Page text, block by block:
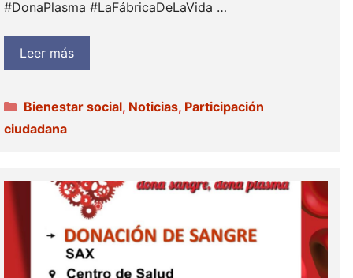
#DonaPlasma #LaFábricaDeLaVida …
Leer más
Categorías
Bienestar social, Noticias, Participación
ciudadana